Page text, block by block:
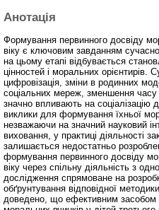
Анотація
Формування первинного досвіду
віку є ключовим завданням
на цьому етапі відбувається
цінностей і моральних орієнтирів.
цифровізація, зміни в родинних
соціальних мереж, зменшення часу
значно впливають на соціалізацію
виклики для формування їхньої
незважаючи на значний науковий
виховання, у практиці діяльності
залишається недостатньо
формування первинного досвіду
віку через спільну діяльність з
дослідження спрямоване на
обґрунтування відповідної
доведено, що ефективним засобом